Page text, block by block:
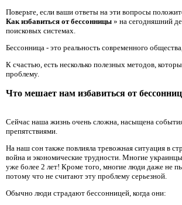
Поверьте, если ваши ответы на эти вопросы
Как избавиться от бессонницы » на сегодняшний
поисковых системах.
Бессонница - это реальность современного
К счастью, есть несколько полезных методов,
проблему.
Что мешает нам избавиться от
Сейчас наша жизнь очень сложна, насыщена
препятствиями.
На наш сон также повлияла тревожная ситуация в
война и экономические трудности. Многие
уже более 2 лет! Кроме того, многие люди даже не
потому что не считают эту проблему серьезной.
Обычно люди страдают бессонницей, когда они: